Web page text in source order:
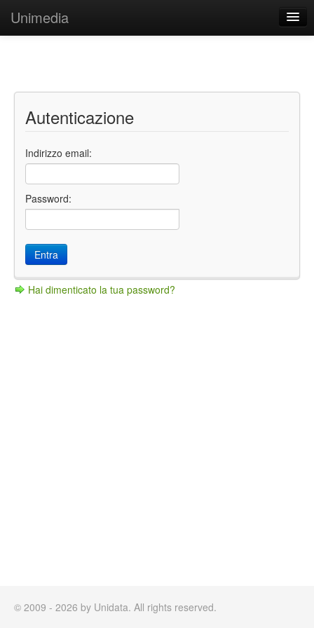
Unimedia
Autenticazione
Indirizzo email:
Password:
Hai dimenticato la tua password?
© 2009 - 2026 by Unidata. All rights reserved.